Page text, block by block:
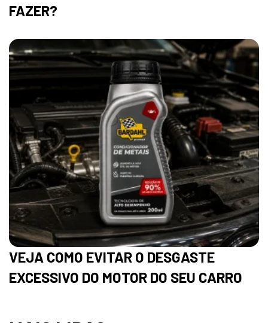
FAZER?
VEJA COMO EVITAR O DESGASTE
EXCESSIVO DO MOTOR DO SEU CARRO